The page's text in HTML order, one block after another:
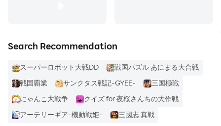
Search Recommendation
スーパーロボット大戦DD
戦国パズル あにまる大合戦
戦国覇業
サンクタス戦記-GYEE-
三国極戦
にゃんこ大戦争
クイズ for 夜桜さんちの大作戦
アーテリーギア-機動戦姫-
三國志 真戦